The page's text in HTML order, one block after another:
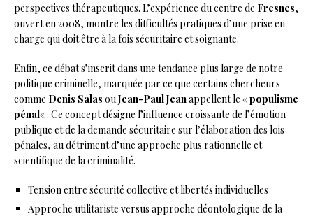
perspectives thérapeutiques. L’expérience du centre de Fresnes,
ouvert en 2008, montre les difficultés pratiques d’une prise en
charge qui doit être à la fois sécuritaire et soignante.
Enfin, ce débat s’inscrit dans une tendance plus large de notre
politique criminelle, marquée par ce que certains chercheurs
comme Denis Salas ouJean-Paul Jeanappellent le «populisme
pénal« . Ce concept désigne l’influence croissante de l’émotion
publique et de la demande sécuritaire sur l’élaboration des lois
pénales, au détriment d’une approche plus rationnelle et
scientifique de la criminalité.
Tension entre sécurité collective et libertés individuelles
Approche utilitariste versus approche déontologique de la